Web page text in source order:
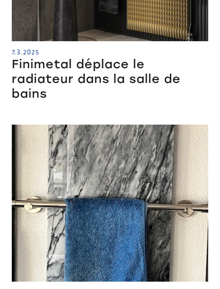
7.3.2025
Finimetal déplace le
radiateur dans la salle de
bains